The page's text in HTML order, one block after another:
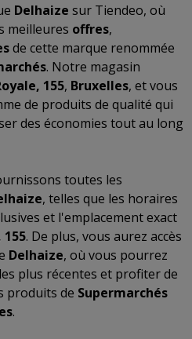
Delhaize sur Tiendeo, où
meilleures offres,
de cette marque renommée
. Notre magasin
155, Bruxelles, et vous
de produits de qualité qui
des économies tout au long
toutes les
, telles que les horaires
et l'emplacement exact
155. De plus, vous aurez accès
Delhaize, où vous pourrez
plus récentes et profiter de
produits de Supermarchés
.